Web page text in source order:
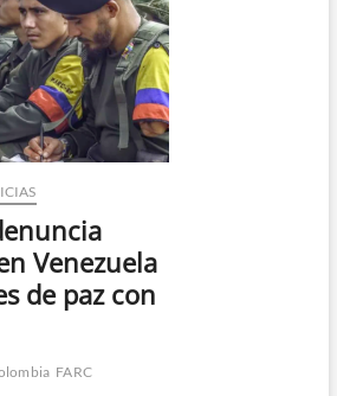
Venezuela
de paz con
FARC